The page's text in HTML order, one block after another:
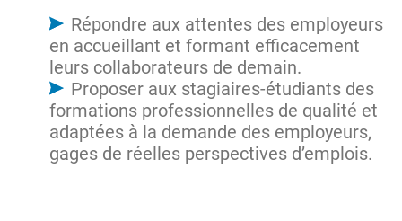
Répondre aux attentes des employeurs
en accueillant et formant efficacement
leurs collaborateurs de demain.
Proposer aux stagiaires-étudiants des
formations professionnelles de qualité et
adaptées à la demande des employeurs,
gages de réelles perspectives d’emplois.